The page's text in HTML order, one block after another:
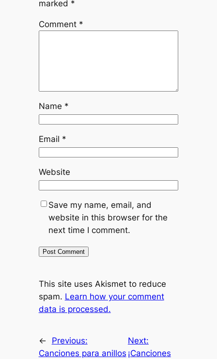
marked *
Comment *
Name *
Email *
Website
Save my name, email, and
website in this browser for the
next time I comment.
This site uses Akismet to reduce
spam. Learn how your comment
data is processed.
←
Previous:
Canciones para anillos
Next:
¡Canciones